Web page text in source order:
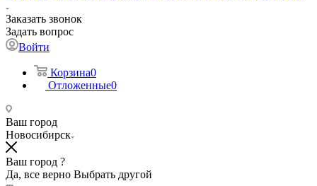
Заказать звонок
Задать вопрос
Войти
Корзина0
Отложенные0
Ваш город
Новосибирск
Ваш город ?
Да, все верно Выбрать другой